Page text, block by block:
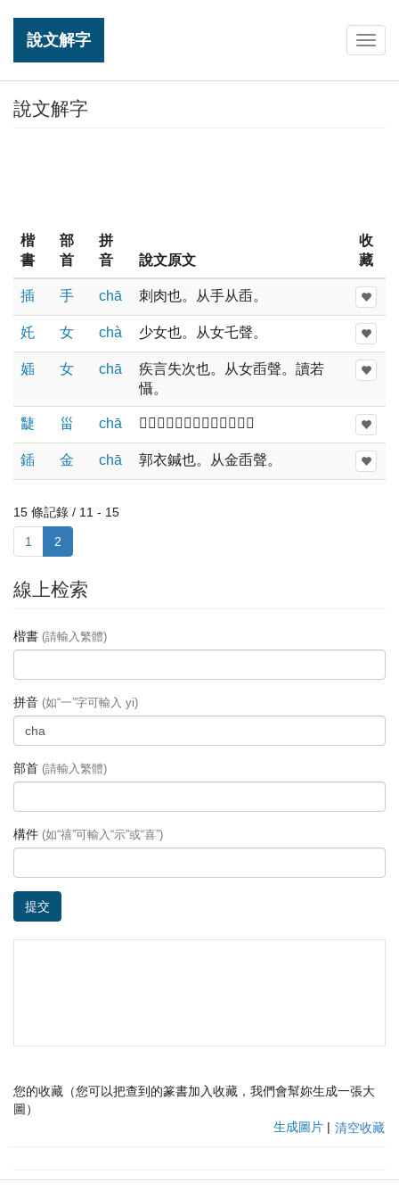
說文解字
說文解字
楷
書
部
首
拼
音
說文原文
收
藏
插 手 chā 刺肉也。从手从臿。
奼 女 chà 少女也。从女乇聲。
㛼 女 chā
疾言失次也。从女臿聲。讀若
懾。
疀 甾 chā 𣂀也，古田器也。从甾疌聲。
鍤 金 chā 郭衣鍼也。从金臿聲。
15 條記錄 / 11 - 15
1 2
線上检索
楷書 (請輸入繁體)
拼音 (如“一”字可輸入 yi)
部首 (請輸入繁體)
構件 (如“禧”可輸入“示”或“喜”)
提交
您的收藏（您可以把查到的篆書加入收藏，我們會幫妳生成一張大
圖）
生成圖片 | 清空收藏